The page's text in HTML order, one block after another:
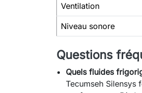
Ventilation
Niveau sonore
Questions
Quels fluides
Tecumseh Silensys